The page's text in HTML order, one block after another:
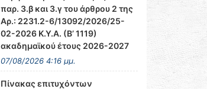
παρ. 3.β και 3.γ του άρθρου 2 της
Αρ.: 2231.2-6/13092/2026/25-
02-2026 Κ.Υ.Α. (Β’ 1119)
ακαδημαϊκού έτους 2026-2027
07/08/2026 4:16 μμ.
Πίνακας επιτυχόντων